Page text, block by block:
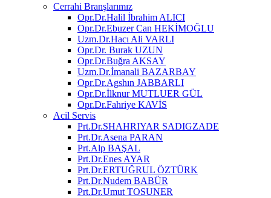
Cerrahi Branşlarımız
Opr.Dr.Halil İbrahim ALICI
Opr.Dr.Ebuzer Can HEKİMOĞLU
Uzm.Dr.Hacı Ali VARLI
Opr.Dr. Burak UZUN
Opr.Dr.Buğra AKSAY
Uzm.Dr.İmanali BAZARBAY
Opr.Dr.Agshın JABBARLI
Opr.Dr.İlknur MUTLUER GÜL
Opr.Dr.Fahriye KAVİS
Acil Servis
Prt.Dr.SHAHRIYAR SADIGZADE
Prt.Dr.Asena PARAN
Prt.Alp BAŞAL
Prt.Dr.Enes AYAR
Prt.Dr.ERTUĞRUL ÖZTÜRK
Prt.Dr.Nudem BABÜR
Prt.Dr.Umut TOSUNER